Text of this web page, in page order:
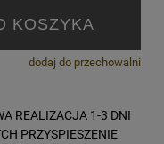
KOSZYKA
dodaj do przechowalni
REALIZACJA 1-3 DNI
PRZYSPIESZENIE